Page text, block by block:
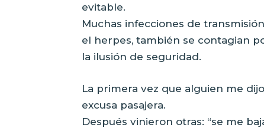
evitable.
Muchas infecciones de
el herpes, también se contagian
la ilusión de seguridad.
La primera vez que alguien me
excusa pasajera.
Después vinieron otras: “se me